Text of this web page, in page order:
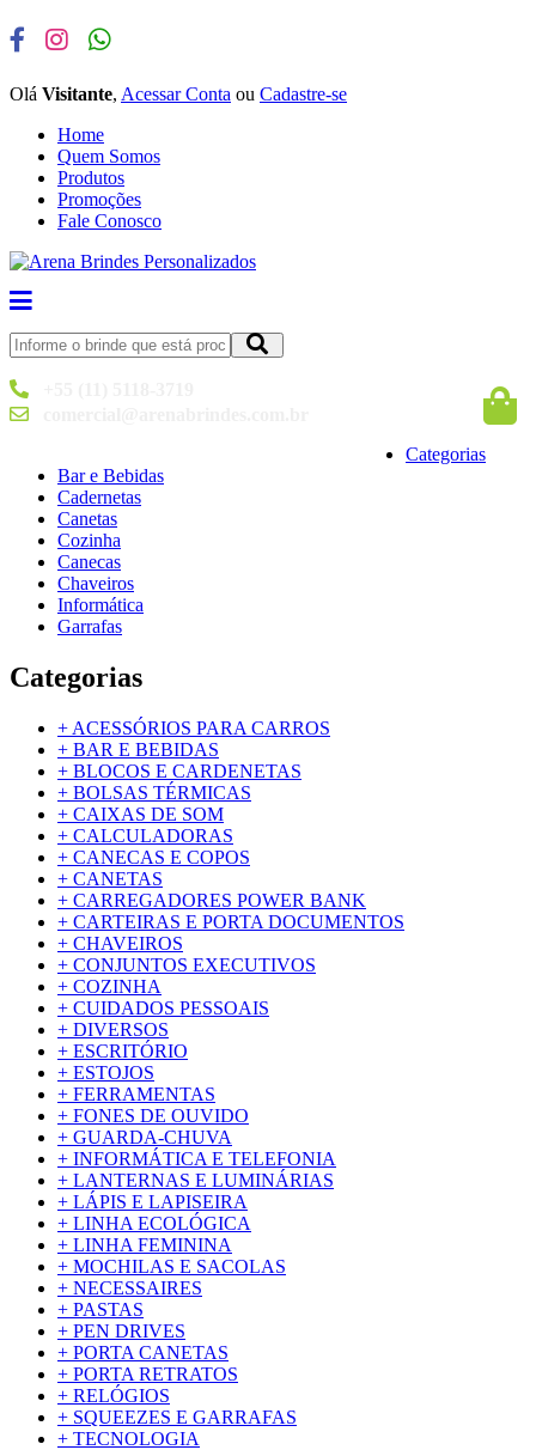
Olá Visitante, Acessar Conta ou Cadastre-se
Home
Quem Somos
Produtos
Promoções
Fale Conosco
Categorias
Bar e Bebidas
Cadernetas
Canetas
Cozinha
Canecas
Chaveiros
Informática
Garrafas
Categorias
+ ACESSÓRIOS PARA CARROS
+ BAR E BEBIDAS
+ BLOCOS E CARDENETAS
+ BOLSAS TÉRMICAS
+ CAIXAS DE SOM
+ CALCULADORAS
+ CANECAS E COPOS
+ CANETAS
+ CARREGADORES POWER BANK
+ CARTEIRAS E PORTA DOCUMENTOS
+ CHAVEIROS
+ CONJUNTOS EXECUTIVOS
+ COZINHA
+ CUIDADOS PESSOAIS
+ DIVERSOS
+ ESCRITÓRIO
+ ESTOJOS
+ FERRAMENTAS
+ FONES DE OUVIDO
+ GUARDA-CHUVA
+ INFORMÁTICA E TELEFONIA
+ LANTERNAS E LUMINÁRIAS
+ LÁPIS E LAPISEIRA
+ LINHA ECOLÓGICA
+ LINHA FEMININA
+ MOCHILAS E SACOLAS
+ NECESSAIRES
+ PASTAS
+ PEN DRIVES
+ PORTA CANETAS
+ PORTA RETRATOS
+ RELÓGIOS
+ SQUEEZES E GARRAFAS
+ TECNOLOGIA